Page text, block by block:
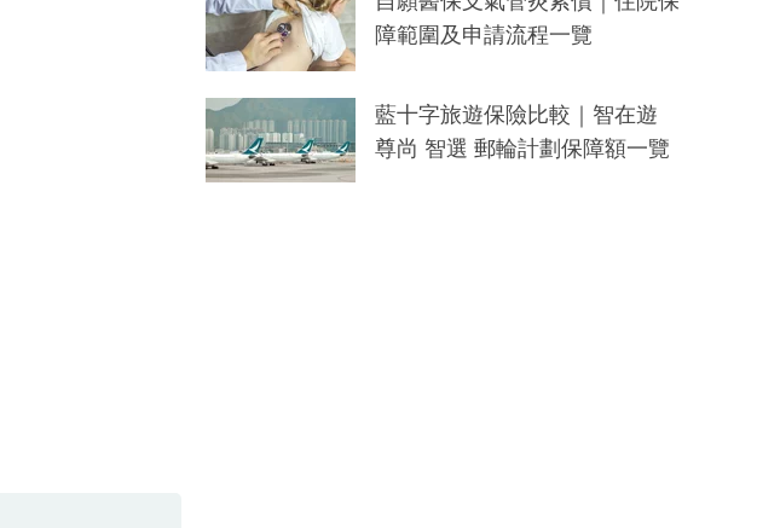
障範圍及申請流程一覽
藍十字旅遊保險比較｜智在遊
尊尚 智選 郵輪計劃保障額一覽